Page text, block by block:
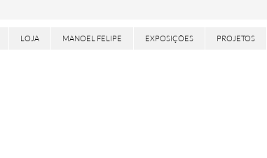
LOJA MANOEL FELIPE EXPOSIÇÕES PROJETOS